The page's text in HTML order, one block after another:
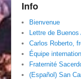
Info
Bienvenue
Lettre de Buenos
Carlos Roberto,
Équipe
Fraternité
(Español) San